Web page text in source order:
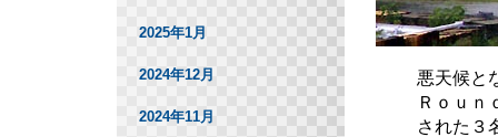
悪天候と
Ｒｏｕｎ
された３
2025年1月
2024年12月
2024年11月